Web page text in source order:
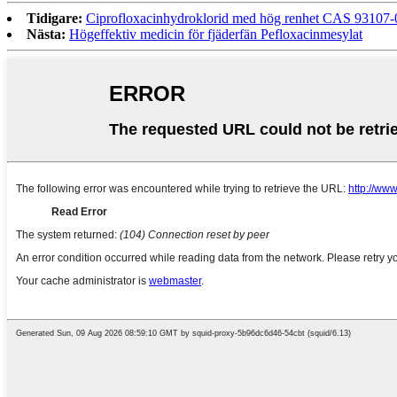
Tidigare: Ciprofloxacinhydroklorid med hög renhet CAS 93107-
Nästa: Högeffektiv medicin för fjäderfän Pefloxacinmesylat